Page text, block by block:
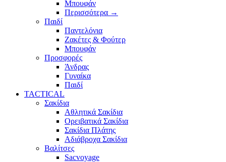
Μπουφάν
Περισσότερα →
Παιδί
Παντελόνια
Ζακέτες & Φούτερ
Μπουφάν
Προσφορές
Άνδρας
Γυναίκα
Παιδί
TACTICAL
Σακίδια
Αθλητικά Σακίδια
Ορειβατικά Σακίδια
Σακίδια Πλάτης
Αδιάβροχα Σακίδια
Βαλίτσες
Sacvoyage